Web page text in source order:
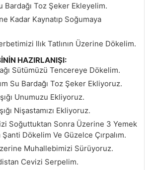
Bardağı Toz Şeker Ekleyelim.
Kadar Kaynatıp Soğumaya
Ilık Tatlının Üzerine Dökelim.
HAZIRLANIŞI:
Sütümüzü Tencereye Dökelim.
Su Bardağı Toz Şeker Ekliyoruz.
Unumuzu Ekliyoruz.
Nişastamızı Ekliyoruz.
Soğuttuktan Sonra Üzerine 3 Yemek
Şanti Dökelim Ve Güzelce Çırpalım.
Muhallebimizi Sürüyoruz.
Cevizi Serpelim.